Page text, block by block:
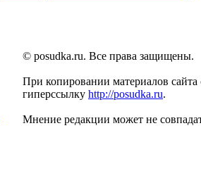
© posudka.ru. Все права защищены.
При копировании материалов сайта
гиперссылку http://posudka.ru.
Мнение редакции может не